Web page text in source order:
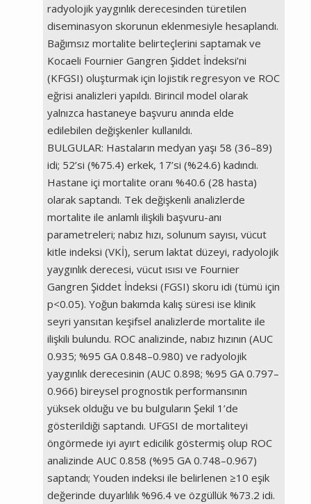
radyolojik yaygınlık derecesinden türetilen
diseminasyon skorunun eklenmesiyle hesaplandı.
Bağımsız mortalite belirteçlerini saptamak ve
Kocaeli Fournier Gangren Şiddet İndeksi’ni
(KFGSI) oluşturmak için lojistik regresyon ve ROC
eğrisi analizleri yapıldı. Birincil model olarak
yalnızca hastaneye başvuru anında elde
edilebilen değişkenler kullanıldı.
BULGULAR: Hastaların medyan yaşı 58 (36–89)
idi; 52’si (%75.4) erkek, 17’si (%24.6) kadındı.
Hastane içi mortalite oranı %40.6 (28 hasta)
olarak saptandı. Tek değişkenli analizlerde
mortalite ile anlamlı ilişkili başvuru-anı
parametreleri; nabız hızı, solunum sayısı, vücut
kitle indeksi (VKİ), serum laktat düzeyi, radyolojik
yaygınlık derecesi, vücut ısısı ve Fournier
Gangren Şiddet İndeksi (FGSI) skoru idi (tümü için
p<0.05). Yoğun bakımda kalış süresi ise klinik
seyri yansıtan keşifsel analizlerde mortalite ile
ilişkili bulundu. ROC analizinde, nabız hızının (AUC
0.935; %95 GA 0.848–0.980) ve radyolojik
yaygınlık derecesinin (AUC 0.898; %95 GA 0.797–
0.966) bireysel prognostik performansının
yüksek olduğu ve bu bulguların Şekil 1’de
gösterildiği saptandı. UFGSI de mortaliteyi
öngörmede iyi ayırt edicilik göstermiş olup ROC
analizinde AUC 0.858 (%95 GA 0.748–0.967)
saptandı; Youden indeksi ile belirlenen ≥10 eşik
değerinde duyarlılık %96.4 ve özgüllük %73.2 idi.